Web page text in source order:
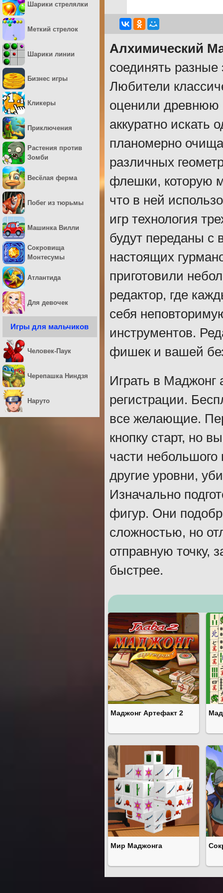
Алхимический
соединять
Любители
оценили древнюю
аккуратно
планомерно
различных
флешки, которую
что в ней
игр технология
будут переданы с
настоящих
приготовили
редактор, где
себя
инструментов.
фишек и вашей
Играть в Маджонг
регистрации.
все желающие.
кнопку старт, но
части
другие уровни,
Изначально
фигур. Они
сложностью, но
отправную точку,
быстрее.
Маджонг Артефакт 2
Мир Маджонга
Шарики стрелялки
Меткий стрелок
Шарики линии
Бизнес игры
Кликеры
Приключения
Растения против
Зомби
Весёлая ферма
Побег из тюрьмы
Машинка Вилли
Сокровища
Монтесумы
Атлантида
Для девочек
Игры для мальчиков
Человек-Паук
Черепашка Ниндзя
Наруто